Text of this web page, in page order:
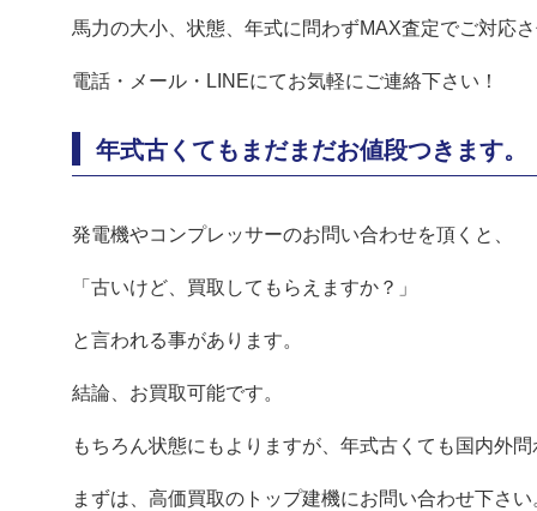
馬力の大小、状態、年式に問わずMAX査定でご対応
電話・メール・LINEにてお気軽にご連絡下さい！
年式古くてもまだまだお値段つきます。
発電機やコンプレッサーのお問い合わせを頂くと、
「古いけど、買取してもらえますか？」
と言われる事があります。
結論、お買取可能です。
もちろん状態にもよりますが、年式古くても国内外
まずは、高価買取のトップ建機にお問い合わせ下さい